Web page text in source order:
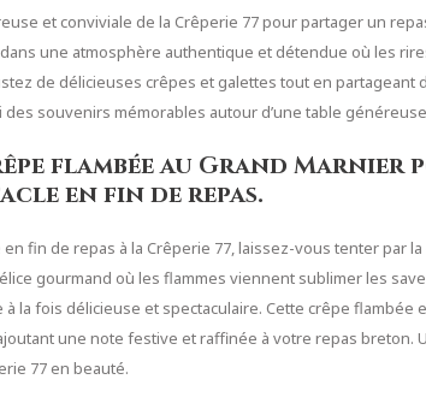
et conviviale de la Crêperie 77 pour partager un
une atmosphère authentique et détendue où les
de délicieuses crêpes et galettes tout en partageant
des souvenirs mémorables autour d’une table
flambée au Grand Marnier
en fin de repas.
fin de repas à la Crêperie 77, laissez-vous tenter par
gourmand où les flammes viennent sublimer les
la fois délicieuse et spectaculaire. Cette crêpe flambée
une note festive et raffinée à votre repas breton.
77 en beauté.